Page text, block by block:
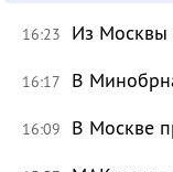
16:23 Из Москвы
16:17 В
16:09 В Москве